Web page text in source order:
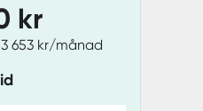
kr
653 kr/månad